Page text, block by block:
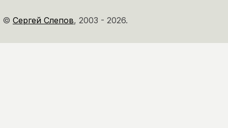
© Сергей Слепов, 2003 - 2026.